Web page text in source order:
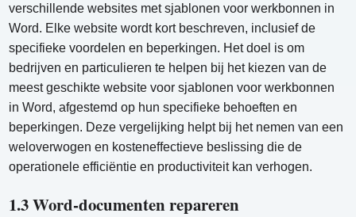
verschillende websites met sjablonen voor werkbonnen in
Word. Elke website wordt kort beschreven, inclusief de
specifieke voordelen en beperkingen. Het doel is om
bedrijven en particulieren te helpen bij het kiezen van de
meest geschikte website voor sjablonen voor werkbonnen
in Word, afgestemd op hun specifieke behoeften en
beperkingen. Deze vergelijking helpt bij het nemen van een
weloverwogen en kosteneffectieve beslissing die de
operationele efficiëntie en productiviteit kan verhogen.
1.3 Word-documenten repareren